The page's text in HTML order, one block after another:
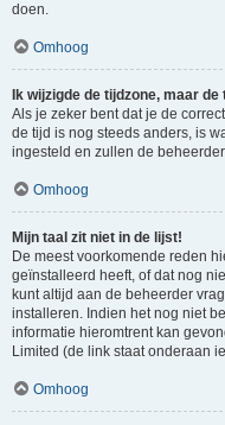
doen.
Omhoog
Ik wijzigde de tijdzone, maar
Als je zeker bent dat je de
de tijd is nog steeds anders, is
ingesteld en zullen de
Omhoog
Mijn taal zit niet in de lijst!
De meest voorkomende reden
geïnstalleerd heeft, of dat nog
kunt altijd aan de beheerder
installeren. Indien het nog niet
informatie hieromtrent kan
Limited (de link staat onderaan
Omhoog